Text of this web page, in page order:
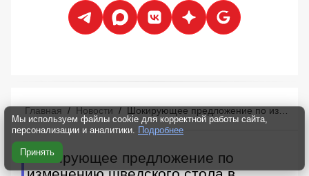
Главная / Новости /
Шокирующее предложение по
Мы используем файлы cookie для корректной работы сайта,
персонализации и аналитики. Подробнее
Принять